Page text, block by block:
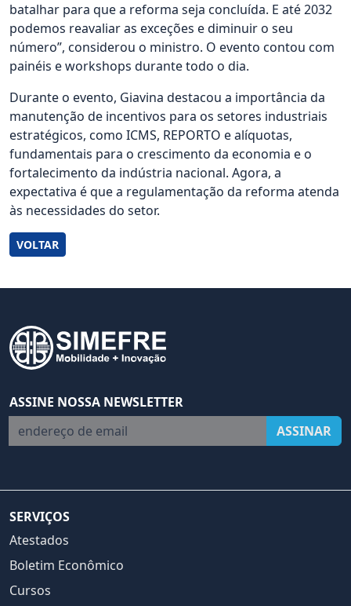
batalhar para que a reforma seja concluída. E até 2032
podemos reavaliar as exceções e diminuir o seu
número”, considerou o ministro. O evento contou com
painéis e workshops durante todo o dia.
Durante o evento, Giavina destacou a importância da
manutenção de incentivos para os setores industriais
estratégicos, como ICMS, REPORTO e alíquotas,
fundamentais para o crescimento da economia e o
fortalecimento da indústria nacional. Agora, a
expectativa é que a regulamentação da reforma atenda
às necessidades do setor.
VOLTAR
ASSINE NOSSA NEWSLETTER
endereço de email
ASSINAR
SERVIÇOS
Atestados
Boletim Econômico
Cursos